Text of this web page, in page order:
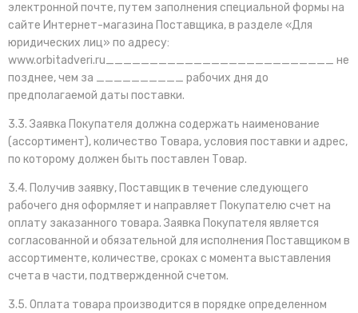
электронной почте, путем заполнения специальной формы на
сайте Интернет-магазина Поставщика, в разделе «Для
юридических лиц» по адресу:
www.orbitadveri.ru__________________________ не
позднее, чем за __________ рабочих дня до
предполагаемой даты поставки.
3.3. Заявка Покупателя должна содержать наименование
(ассортимент), количество Товара, условия поставки и адрес,
по которому должен быть поставлен Товар.
3.4. Получив заявку, Поставщик в течение следующего
рабочего дня оформляет и направляет Покупателю счет на
оплату заказанного товара. Заявка Покупателя является
согласованной и обязательной для исполнения Поставщиком в
ассортименте, количестве, сроках с момента выставления
счета в части, подтвержденной счетом.
3.5. Оплата товара производится в порядке определенном